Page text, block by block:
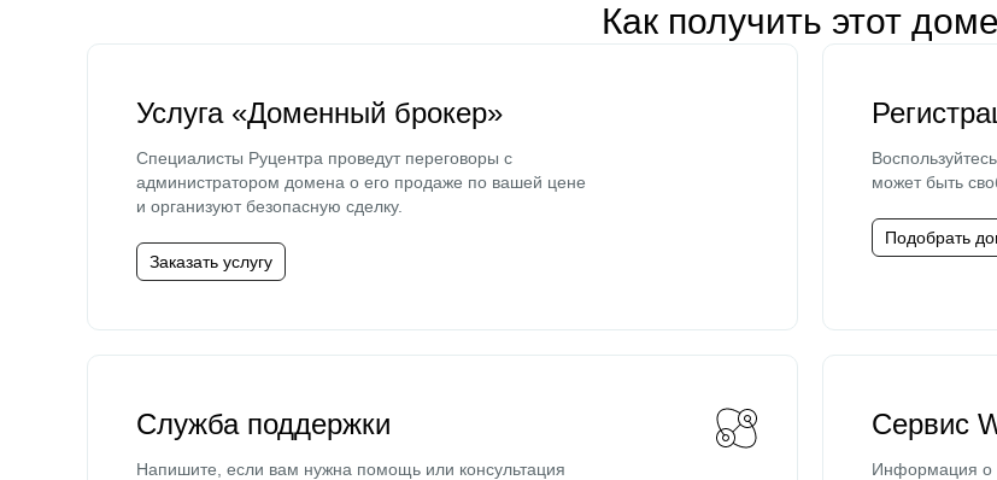
Как получить этот
Услуга «Доменный брокер»
Специалисты Руцентра проведут переговоры с
администратором домена о его продаже по вашей цене
и организуют безопасную сделку.
Заказать услугу
может быть
Подобрать
Служба поддержки
Напишите, если вам нужна помощь или консультация
Сервис
Информация о